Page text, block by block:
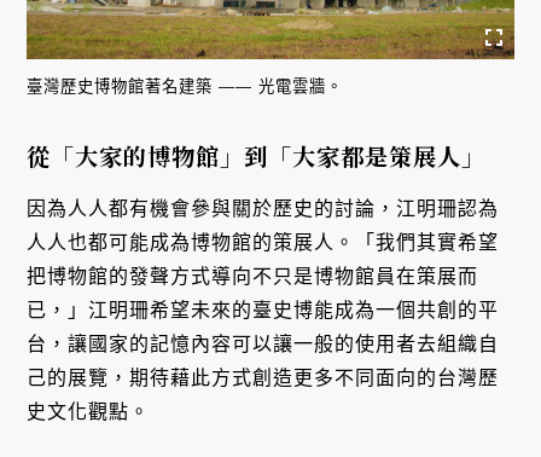
臺灣歷史博物館著名建築 —— 光電雲牆。
從「大家的博物館」到「大家都是策展人」
因為人人都有機會參與關於歷史的討論，江明珊認為
人人也都可能成為博物館的策展人。「我們其實希望
把博物館的發聲方式導向不只是博物館員在策展而
已，」江明珊希望未來的臺史博能成為一個共創的平
台，讓國家的記憶內容可以讓一般的使用者去組織自
己的展覽，期待藉此方式創造更多不同面向的台灣歷
史文化觀點。